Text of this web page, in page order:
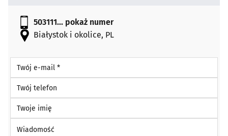
503111... pokaż numer
Białystok i okolice, PL